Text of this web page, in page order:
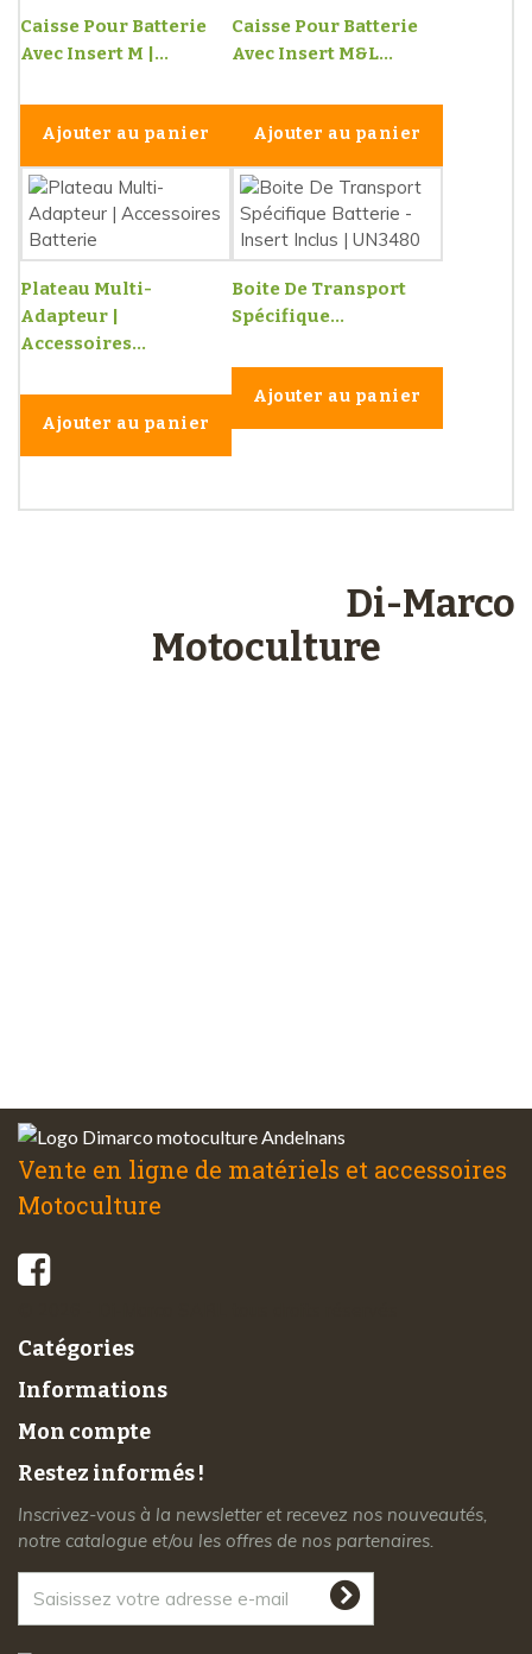
Caisse Pour Batterie
Avec Insert M |...
Ajouter au panier
Caisse Pour Batterie
Avec Insert M&L...
Ajouter au panier
Plateau Multi-
Adapteur |
Accessoires...
Ajouter au panier
Boite De Transport
Spécifique...
Ajouter au panier
Di-Marco
Motoculture
Vente en ligne de matériels et accessoires
Motoculture
Catégories
Informations
Mon compte
Restez informés !
Inscrivez-vous à la newsletter et recevez nos nouveautés,
notre catalogue et/ou les offres de nos partenaires.